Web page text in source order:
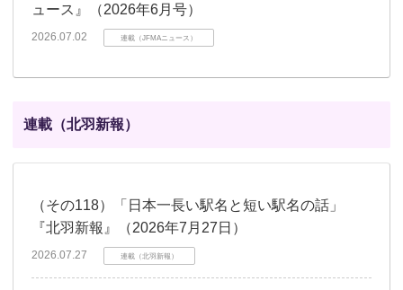
ュース』（2026年6月号）
2026.07.02 連載（JFMAニュース）
連載（北羽新報）
（その118）「日本一長い駅名と短い駅名の話」
『北羽新報』（2026年7月27日）
2026.07.27 連載（北羽新報）